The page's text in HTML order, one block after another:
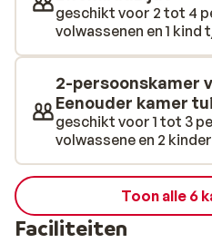
geschikt voor 2 tot 4
volwassenen en 1 kind
2-persoonskamer
Eenouder kamer
geschikt voor 1 tot 3
volwassene en 2
Toon alle 6
Faciliteiten